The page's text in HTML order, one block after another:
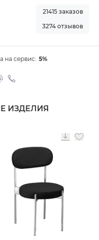
21415 заказов
3274 отзывов
на сервис: 5%
ИЗДЕЛИЯ